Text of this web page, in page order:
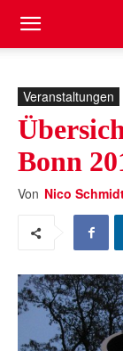
Veranstaltungen
Bonn
Von Nico